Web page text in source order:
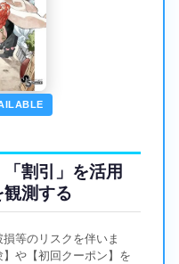
割引」を活用
観測する
等のリスクを伴いま
や【初回クーポン】を